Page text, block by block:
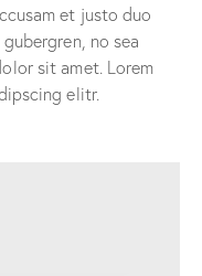
et justo duo
no sea
sit amet. Lorem
elitr.